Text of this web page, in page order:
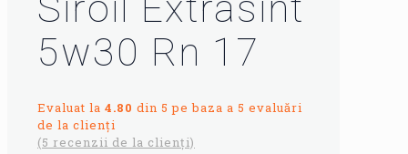
5w30 Rn 17
Evaluat la 4.80 din 5 pe baza a 5 evaluări
de la clienți
(5 recenzii de la clienți)